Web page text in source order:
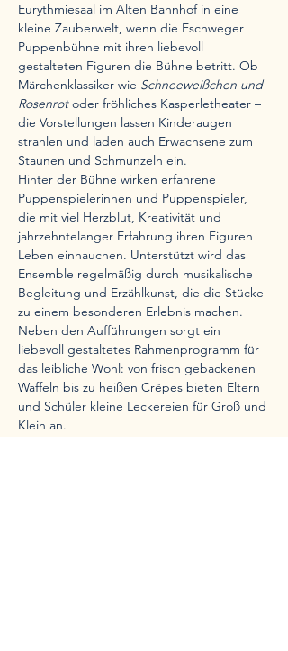
Eurythmiesaal im Alten Bahnhof in eine
kleine Zauberwelt, wenn die Eschweger
Puppenbühne mit ihren liebevoll
gestalteten Figuren die Bühne betritt. Ob
Märchenklassiker wie Schneeweißchen und
Rosenrot oder fröhliches Kasperletheater –
die Vorstellungen lassen Kinderaugen
strahlen und laden auch Erwachsene zum
Staunen und Schmunzeln ein.
Hinter der Bühne wirken erfahrene
Puppenspielerinnen und Puppenspieler,
die mit viel Herzblut, Kreativität und
jahrzehntelanger Erfahrung ihren Figuren
Leben einhauchen. Unterstützt wird das
Ensemble regelmäßig durch musikalische
Begleitung und Erzählkunst, die die Stücke
zu einem besonderen Erlebnis machen.
Neben den Aufführungen sorgt ein
liebevoll gestaltetes Rahmenprogramm für
das leibliche Wohl: von frisch gebackenen
Waffeln bis zu heißen Crêpes bieten Eltern
und Schüler kleine Leckereien für Groß und
Klein an.